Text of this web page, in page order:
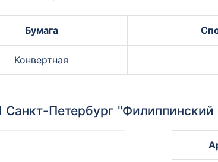
Бумага
Конвертная
Петербург "Филиппинский